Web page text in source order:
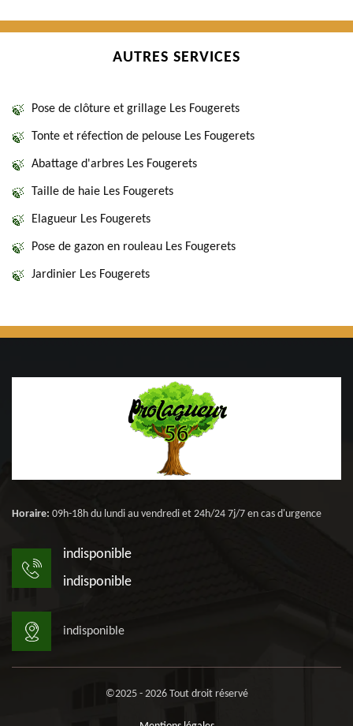
AUTRES SERVICES
Pose de clôture et grillage Les Fougerets
Tonte et réfection de pelouse Les Fougerets
Abattage d'arbres Les Fougerets
Taille de haie Les Fougerets
Elagueur Les Fougerets
Pose de gazon en rouleau Les Fougerets
Jardinier Les Fougerets
Horaire: 09h-18h du lundi au vendredi et 24h/24 7j/7 en cas d'urgence
indisponible
indisponible
indisponible
©2025 - 2026 Tout droit réservé